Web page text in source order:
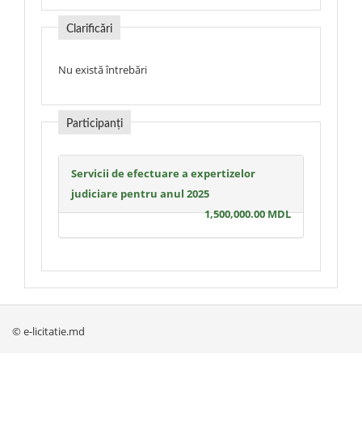
Clarificări
Nu există întrebări
Participanți
Servicii de efectuare a expertizelor
judiciare pentru anul 2025
1,500,000.00 MDL
© e-licitatie.md